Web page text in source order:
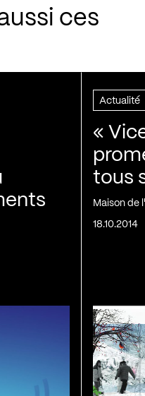
ces
Actualité
«
tous
Maison de
18.10.2014